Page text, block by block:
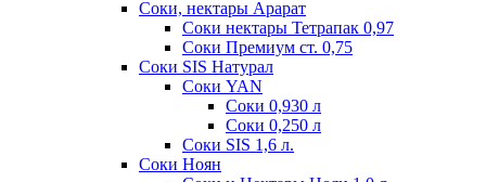
Соки, нектары Арарат
Соки нектары Тетрапак 0,97
Соки Премиум ст. 0,75
Соки SIS Натурал
Соки YAN
Соки 0,930 л
Соки 0,250 л
Соки SIS 1,6 л.
Соки Ноян